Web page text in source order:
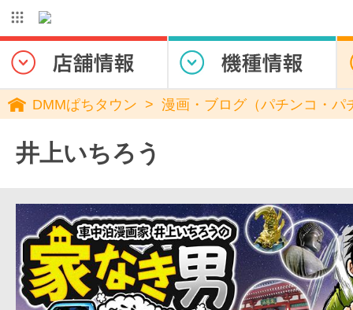
DMMぱちタウン 漫画・ブログ（パチンコ・パ
井上いちろう